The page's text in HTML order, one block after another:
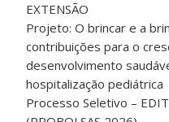
EXTENSÃO
Projeto: O brincar e a
contribuições para o
desenvolvimento
hospitalização pediátrica
Processo Seletivo –